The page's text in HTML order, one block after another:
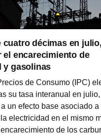
cuatro décimas en
el encarecimiento de
y gasolinas
de Consumo (IPC)
su tasa interanual en julio,
un efecto base asociado a
electricidad en el mismo
de los